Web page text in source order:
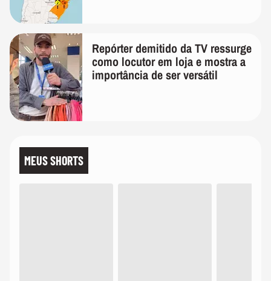
Repórter demitido da TV ressurge
como locutor em loja e mostra a
importância de ser versátil
MEUS SHORTS